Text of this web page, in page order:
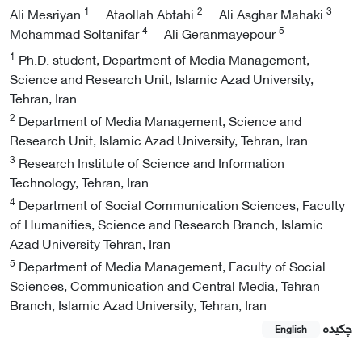
Ali Mesriyan 1 Ataollah Abtahi 2 Ali Asghar Mahaki 3
Mohammad Soltanifar4 Ali Geranmayepour5
1 Ph.D. student, Department of Media Management,
Science and Research Unit, Islamic Azad University,
Tehran, Iran
2 Department of Media Management, Science and
Research Unit, Islamic Azad University, Tehran, Iran.
3 Research Institute of Science and Information
Technology, Tehran, Iran
4 Department of Social Communication Sciences, Faculty
of Humanities, Science and Research Branch, Islamic
Azad University Tehran, Iran
5 Department of Media Management, Faculty of Social
Sciences, Communication and Central Media, Tehran
Branch, Islamic Azad University, Tehran, Iran
چکیده
English